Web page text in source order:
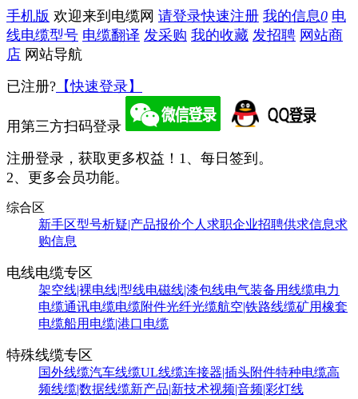
手机版 欢迎来到电缆网 请登录快速注册 我的信息0 电
线电缆型号 电缆翻译 发采购 我的收藏 发招聘 网站商
店 网站导航
已注册? 【快速登录】
用第三方扫码登录
注册登录，获取更多权益！ 1、每日签到。
2、更多会员功能。
综合区
新手区型号析疑|产品报价个人求职企业招聘供求信息求
购信息
电线电缆专区
架空线|裸电线|型线电磁线|漆包线电气装备用线缆电力
电缆通讯电缆电缆附件光纤光缆航空|铁路线缆矿用橡套
电缆船用电缆|港口电缆
特殊线缆专区
国外线缆汽车线缆UL线缆连接器|插头附件特种电缆高
频线缆|数据线缆新产品|新技术视频|音频|彩灯线